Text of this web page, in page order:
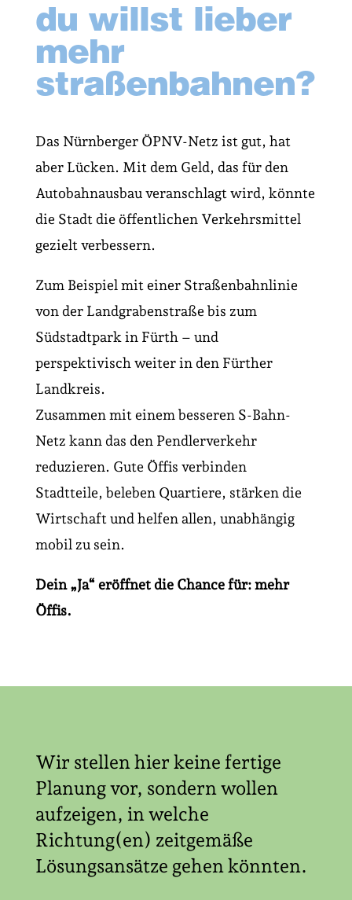
du willst lieber
mehr
straßenbahnen?
Das Nürnberger ÖPNV-Netz ist gut, hat
aber Lücken. Mit dem Geld, das für den
Autobahnausbau veranschlagt wird, könnte
die Stadt die öffent­lichen Verkehrsmittel
gezielt verbessern.
Zum Beispiel mit einer Straßenbahnlinie
von der Landgrabenstraße bis zum
Südstadtpark in Fürth – und
perspektivisch weiter in den Fürther
Landkreis.
Zusammen mit einem besseren S-Bahn-
Netz kann das den Pendler­verkehr
reduzieren. Gute Öffis verbinden
Stadtteile, beleben Quartiere, stärken die
Wirtschaft und helfen allen, unabhängig
mobil zu sein.
Dein „Ja“ eröffnet die Chance für: mehr
Öffis.
Wir stellen hier keine fertige
Planung vor, sondern wollen
aufzeigen, in welche
Richtung(en) zeitgemäße
Lösungsansätze gehen könnten.